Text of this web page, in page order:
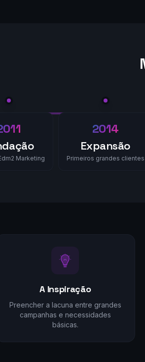
Marketing
2014
Expansão
Primeiros grandes clientes
A Inspiração
Preencher a lacuna entre grandes
campanhas e necessidades
básicas.